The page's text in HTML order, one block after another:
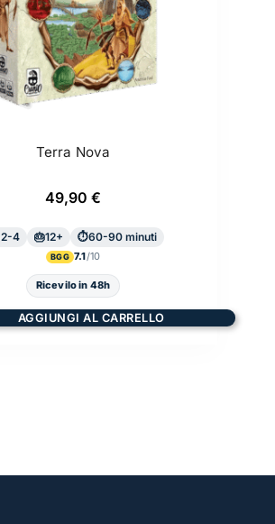
Terra Nova
49,90 €
2-4 12+ 60-90 minuti
BGG 7.1
Ricevilo in 48h
AGGIUNGI AL CARRELLO